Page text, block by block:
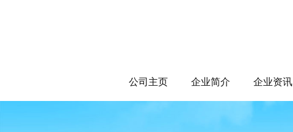
公司主页 企业简介 企业资讯